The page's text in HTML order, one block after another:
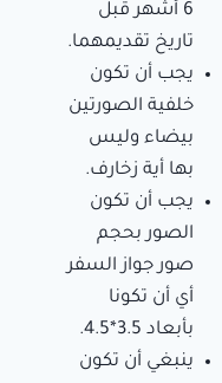
6 أشهر قبل
تاريخ تقديمهما.
يجب أن تكون
خلفية الصورتين
بيضاء وليس
بها أية زخارف.
يجب أن تكون
الصور بحجم
صور جواز السفر
أي أن تكونا
بأبعاد 3.5*4.5.
ينبغي أن تكون